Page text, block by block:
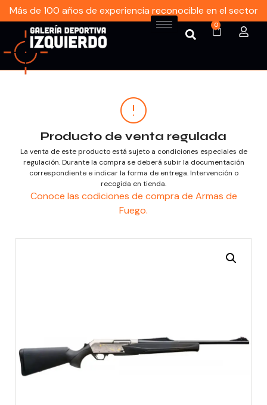
Más de 100 años de experiencia reconocible en el sector
0
Producto de venta regulada
La venta de este producto está sujeto a condiciones especiales de
regulación. Durante la compra se deberá subir la documentación
correspondiente e indicar la forma de entrega. Intervención o
recogida en tienda.
Conoce las codiciones de compra de Armas de
Fuego.